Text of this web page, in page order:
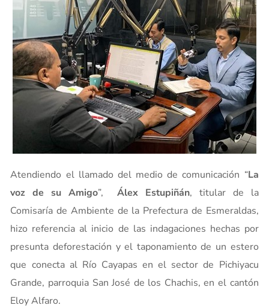
Atendiendo el llamado del medio de comunicación “La
voz de su Amigo”,Álex Estupiñán, titular de la
Comisaría de Ambiente de la Prefectura de Esmeraldas,
hizo referencia al inicio de las indagaciones hechas por
presunta deforestación y el taponamiento de un estero
que conecta al Río Cayapas en el sector de Pichiyacu
Grande, parroquia San José de los Chachis, en el cantón
Eloy Alfaro.